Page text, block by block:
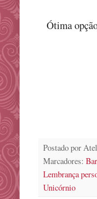
Ótima
Postado por
Marcadores:
Lembrança
Unicórnio